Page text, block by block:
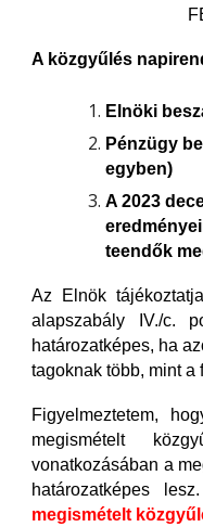
A közgyűlés
Elnöki
Pénzügy
egyben)
A 2023
teendők
Az Elnök
alapszabály IV./c.
határozatképes, ha
tagoknak több, mint a
Figyelmeztetem,
megismételt
vonatkozásában a
határozatképes
megismételt